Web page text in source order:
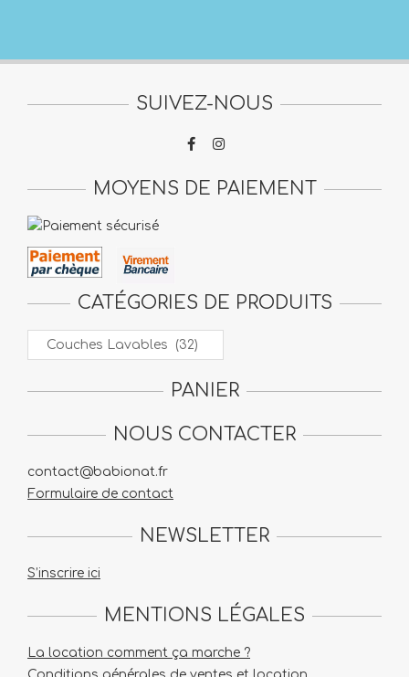
SUIVEZ-NOUS
MOYENS DE PAIEMENT
CATÉGORIES DE PRODUITS
PANIER
NOUS CONTACTER
contact@babionat.fr
Formulaire de contact
NEWSLETTER
S’inscrire ici
MENTIONS LÉGALES
La location comment ça marche ?